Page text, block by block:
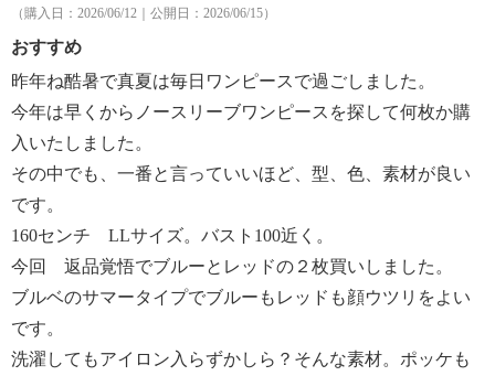
（購入日：2026/06/12｜公開日：2026/06/15）
おすすめ
昨年ね酷暑で真夏は毎日ワンピースで過ごしました。
今年は早くからノースリーブワンピースを探して何枚か購
入いたしました。
その中でも、一番と言っていいほど、型、色、素材が良い
です。
160センチ LLサイズ。バスト100近く。
今回 返品覚悟でブルーとレッドの２枚買いしました。
ブルベのサマータイプでブルーもレッドも顔ウツリをよい
です。
洗濯してもアイロン入らずかしら？そんな素材。ポッケも